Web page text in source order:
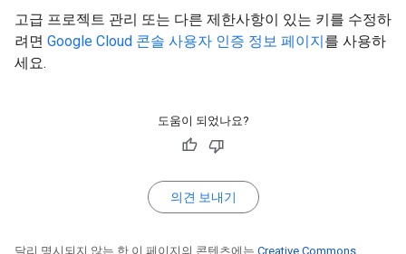
고급 프로젝트 관리 또는 다른 제한사항이 있는 키를 수정하
려면 Google Cloud 콘솔 사용자 인증 정보 페이지를 사용하
세요.
도움이 되었나요?
의견 보내기
달리 명시되지 않는 한 이 페이지의 콘텐츠에는 Creative Commons